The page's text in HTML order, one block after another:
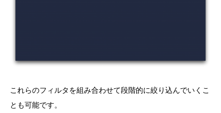
これらのフィルタを組み合わせて段階的に絞り込んでいくこ
とも可能です。